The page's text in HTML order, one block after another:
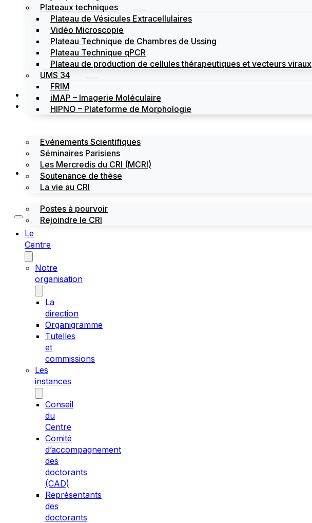
Plateaux techniques
Plateau de Vésicules Extracellulaires
Vidéo Microscopie
Plateau Technique de Chambres de Ussing
Plateau Technique qPCR
Plateau de production de cellules thérapeutiques et vecteurs viraux
UMS 34
FRIM
iMAP – Imagerie Moléculaire
HIPNO – Plateforme de Morphologie
Actualités
Évènements
Evénements Scientifiques
Séminaires Parisiens
Les Mercredis du CRI (MCRI)
Soutenance de thèse
La vie au CRI
Emploi / stages
Postes à pourvoir
Rejoindre le CRI
Le
Centre
Notre
organisation
La
direction
Organigramme
Tutelles
et
commissions
Les
instances
Conseil
du
Centre
Comité
d’accompagnement
des
doctorants
(CAD)
Représentants
des
doctorants